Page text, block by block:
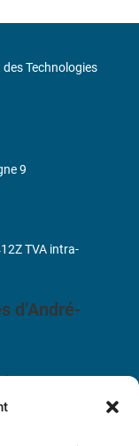
d’André-
des Technologies
9
TVA intra-